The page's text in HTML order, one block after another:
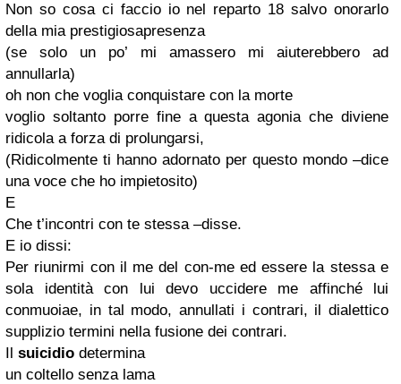
Non so cosa ci faccio io nel reparto 18 salvo onorarlo
della mia prestigiosapresenza
(se solo un po’ mi amassero mi aiuterebbero ad
annullarla)
oh non che voglia conquistare con la morte
voglio soltanto porre fine a questa agonia che diviene
ridicola a forza di prolungarsi,
(Ridicolmente ti hanno adornato per questo mondo –dice
una voce che ho impietosito)
E
Che t’incontri con te stessa –disse.
E io dissi:
Per riunirmi con il me del con-me ed essere la stessa e
sola identità con lui devo uccidere me affinché lui
conmuoiae, in tal modo, annullati i contrari, il dialettico
supplizio termini nella fusione dei contrari.
Il suicidio determina
un coltello senza lama